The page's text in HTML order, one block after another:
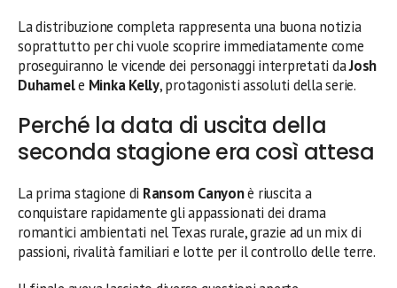
La distribuzione completa rappresenta una buona notizia
soprattutto per chi vuole scoprire immediatamente come
proseguiranno le vicende dei personaggi interpretati daJosh
Duhamele Minka Kelly, protagonisti assoluti della serie.
Perché la data di uscita della
seconda stagione era così attesa
La prima stagione di Ransom Canyonè riuscita a
conquistare rapidamente gli appassionati dei drama
romantici ambientati nel Texas rurale, grazie ad un mix di
passioni, rivalità familiari e lotte per il controllo delle terre.